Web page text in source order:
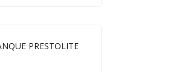
PRESTOLITE